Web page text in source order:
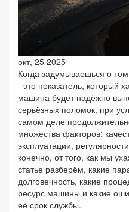
окт, 25 2025
Когда задумываешься о
- это показатель, который
машина будет надёжно
серьёзных поломок, при
самом деле
множества факторов:
эксплуатации,
конечно, от того, как мы
статье разберём, какие
долговечность, какие
ресурс машины и какие
её срок службы.